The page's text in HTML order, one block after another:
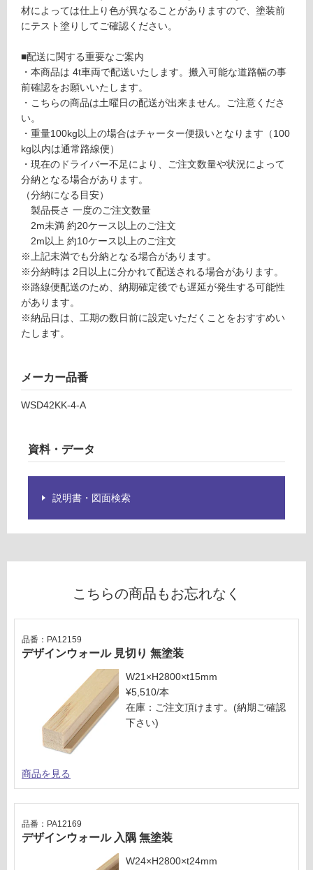
ケ
ス
グ
土足・遮
音・床暖
対
し
て
い
る
対
応
し
て
い
る
が
制
の
為
注
必
商
欄
ご
認
く
だ
対
応
し
て
な
材によっては仕上り色が異なることがありますので、塗装前
にテスト塗りしてご確認ください。
■配送に関する重要なご案内
・本商品は 4t車両で配送いたします。搬入可能な道路幅の事
前確認をお願いいたします。
・こちらの商品は土曜日の配送が出来ません。ご注意くださ
い。
・重量100kg以上の場合はチャーター便扱いとなります（100
kg以内は通常路線便）
・現在のドライバー不足により、ご注文数量や状況によって
分納となる場合があります。
（分納になる目安）
製品長さ 一度のご注文数量
2m未満 約20ケース以上のご注文
2m以上 約10ケース以上のご注文
※上記未満でも分納となる場合があります。
※分納時は 2日以上に分かれて配送される場合があります。
※路線便配送のため、納期確定後でも遅延が発生する可能性
があります。
※納品日は、工期の数日前に設定いただくことをおすすめい
たします。
メーカー品番
WSD42KK-4-A
資料・データ
説明書・図面検索
こちらの商品もお忘れなく
デザインウォール 見切り 無塗装
品番：PA12159
W21×H2800×t15mm
¥5,510/本
在庫：ご注文頂けます。(納期ご確認
下さい)
商品を見る
デザインウォール 入隅 無塗装
品番：PA12169
W24×H2800×t24mm